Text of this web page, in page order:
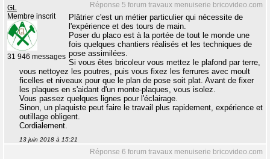
Réponse 5 forum travaux menuiserie bricovideo.com
GL
Membre inscrit
31 946 messages
Plâtrier c'est un métier particulier qui nécessite de
l'expérience et des tours de main.
Poser du placo est à la portée de tout le monde une
fois quelques chantiers réalisés et les techniques de
pose assimilées.
Si vous êtes bricoleur vous mettez le plafond par terre,
vous nettoyez les poutres, puis vous fixez les ferrures avec moult
ficelles et niveaux pour que le plan de pose soit plat. Avant de fixer
les plaques en s'aidant d'un monte-plaques, vous isolez.
Vous passez quelques lignes pour l'éclairage.
Sinon, un plaquiste peut faire le travail plus rapidement, expérience et
outillage obligent.
Cordialement.
13 juin 2018 à 15:21
Réponse 6 forum travaux menuiserie bricovideo.com